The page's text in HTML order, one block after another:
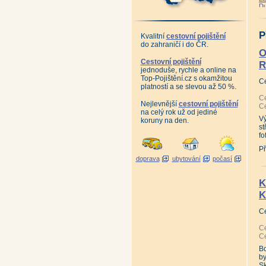
Kvalitní cestovní pojištění
do zahraničí i do ČR.
Cestovní pojištění
jednoduše, rychle a online na
Top-Pojištění.cz s okamžitou
platností a se slevou až 50 %.
Nejlevnější cestovní pojištění
na celý rok už od jediné
koruny na den.
doprava ubytování počasí